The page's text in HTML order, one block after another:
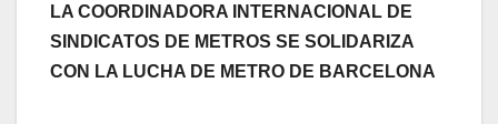
LA COORDINADORA INTERNACIONAL DE
SINDICATOS DE METROS SE SOLIDARIZA
CON LA LUCHA DE METRO DE BARCELONA